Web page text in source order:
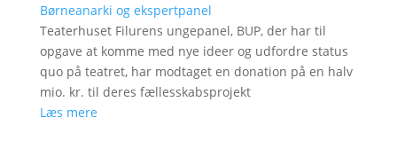
Børneanarki og ekspertpanel
Teaterhuset Filurens ungepanel, BUP, der har til
opgave at komme med nye ideer og udfordre status
quo på teatret, har modtaget en donation på en halv
mio. kr. til deres fællesskabsprojekt
Læs mere